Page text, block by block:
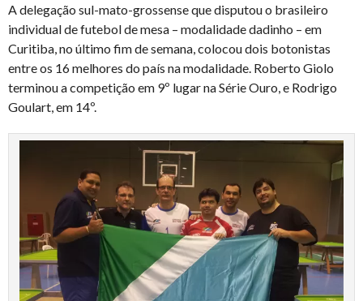
A delegação sul-mato-grossense que disputou o brasileiro
individual de futebol de mesa – modalidade dadinho – em
Curitiba, no último fim de semana, colocou dois botonistas
entre os 16 melhores do país na modalidade. Roberto Giolo
terminou a competição em 9º lugar na Série Ouro, e Rodrigo
Goulart, em 14º.